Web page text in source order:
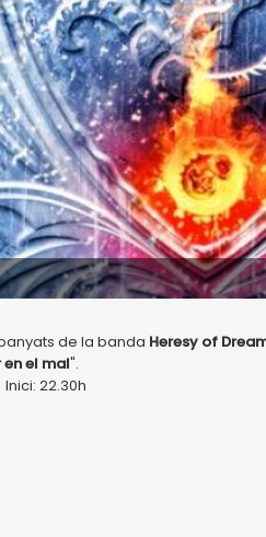
de la banda Heresy of
en el mal".
22.30h